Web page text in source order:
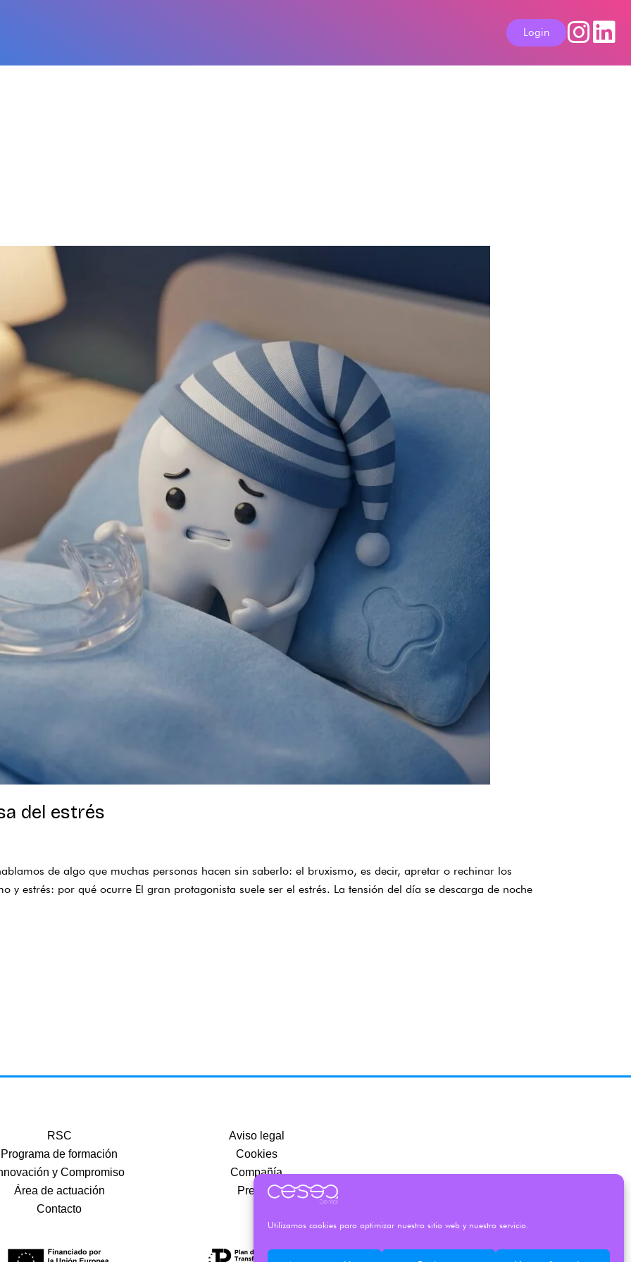
Utilizamos cookies para optimizar nuestro sitio web y nuestro servicio.
Login
del estrés
de algo que muchas personas hacen sin saberlo: el bruxismo, es decir, apretar o rechinar los
y estrés: por qué ocurre El gran protagonista suele ser el estrés. La tensión del día se descarga de noche
RSC
Programa de formación
y Compromiso
Área de actuación
Contacto
Aviso legal
Cookies
Compañía
Precios